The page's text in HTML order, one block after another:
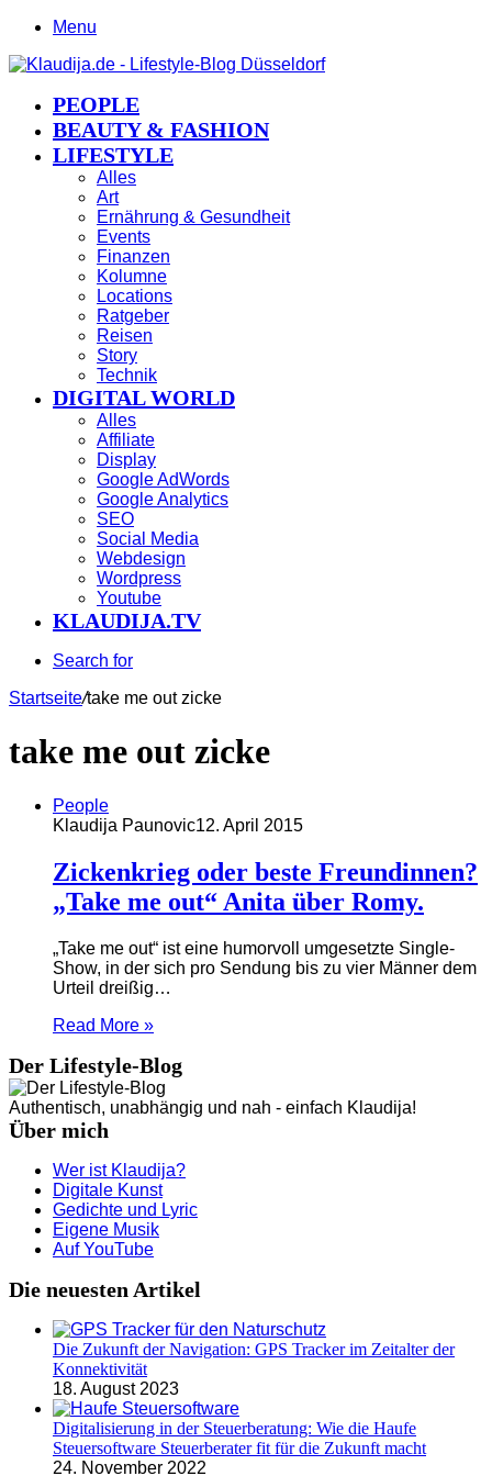
Menu
PEOPLE
BEAUTY & FASHION
LIFESTYLE
Alles
Art
Ernährung & Gesundheit
Events
Finanzen
Kolumne
Locations
Ratgeber
Reisen
Story
Technik
DIGITAL WORLD
Alles
Affiliate
Display
Google AdWords
Google Analytics
SEO
Social Media
Webdesign
Wordpress
Youtube
KLAUDIJA.TV
Search for
Startseite/take me out zicke
take me out zicke
People
Klaudija Paunovic12. April 2015
Zickenkrieg oder beste Freundinnen?
„Take me out“ Anita über Romy.
„Take me out“ ist eine humorvoll umgesetzte Single-
Show, in der sich pro Sendung bis zu vier Männer dem
Urteil dreißig…
Read More »
Der Lifestyle-Blog
Authentisch, unabhängig und nah - einfach Klaudija!
Über mich
Wer ist Klaudija?
Digitale Kunst
Gedichte und Lyric
Eigene Musik
Auf YouTube
Die neuesten Artikel
Die Zukunft der Navigation: GPS Tracker im Zeitalter der
Konnektivität
18. August 2023
Digitalisierung in der Steuerberatung: Wie die Haufe
Steuersoftware Steuerberater fit für die Zukunft macht
24. November 2022